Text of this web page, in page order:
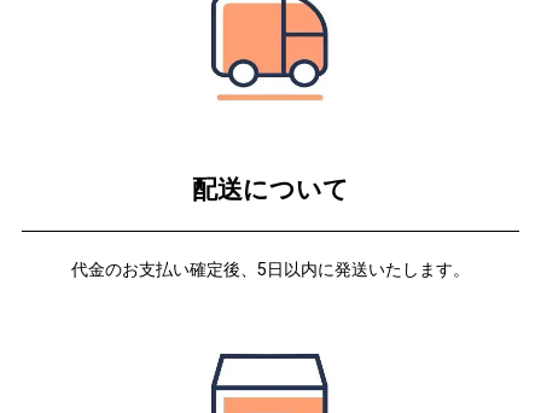
配送について
代金のお支払い確定後、5日以内に発送いたします。